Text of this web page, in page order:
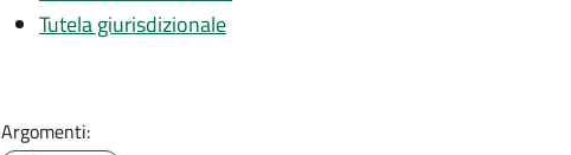
Tutela giurisdizionale
Argomenti: